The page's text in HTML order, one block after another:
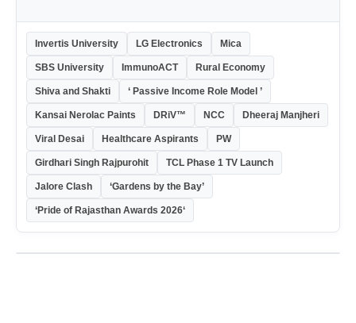
Invertis University LG Electronics Mica
SBS University ImmunoACT Rural Economy
Shiva and Shakti ‘ Passive Income Role Model ’
Kansai Nerolac Paints DRiV™ NCC Dheeraj Manjheri
Viral Desai Healthcare Aspirants PW
Girdhari Singh Rajpurohit TCL Phase 1 TV Launch
Jalore Clash ‘Gardens by the Bay’
‘Pride of Rajasthan Awards 2026‘